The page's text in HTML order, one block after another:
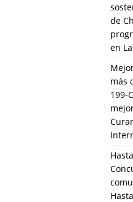
de
en
más
199-